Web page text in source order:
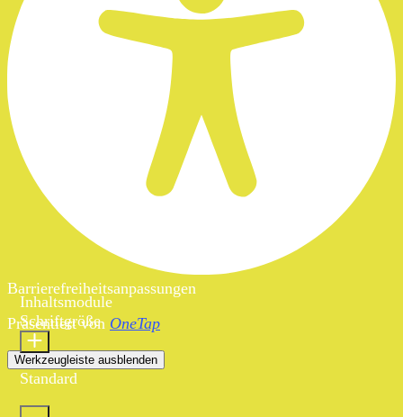
Barrierefreiheitsanpassungen
Präsentiert von OneTap
Werkzeugleiste ausblenden
Inhaltsmodule
Schriftgröße
Standard